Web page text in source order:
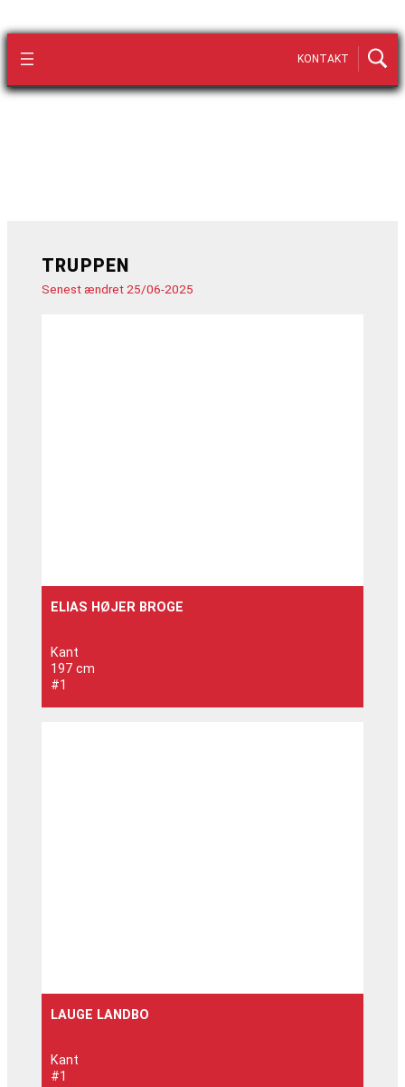
KONTAKT
TRUPPEN
Senest ændret 25/06-2025
ELIAS HØJER BROGE
Kant
197 cm
#1
LAUGE LANDBO
Kant
#1